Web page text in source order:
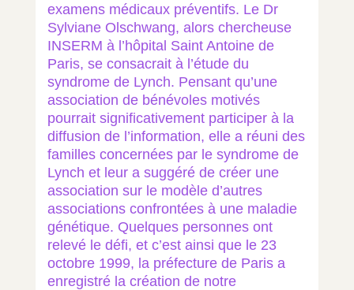
examens médicaux préventifs. Le Dr
Sylviane Olschwang, alors chercheuse
INSERM à l’hôpital Saint Antoine de
Paris, se consacrait à l’étude du
syndrome de Lynch. Pensant qu’une
association de bénévoles motivés
pourrait significativement participer à la
diffusion de l’information, elle a réuni des
familles concernées par le syndrome de
Lynch et leur a suggéré de créer une
association sur le modèle d’autres
associations confrontées à une maladie
génétique. Quelques personnes ont
relevé le défi, et c’est ainsi que le 23
octobre 1999, la préfecture de Paris a
enregistré la création de notre